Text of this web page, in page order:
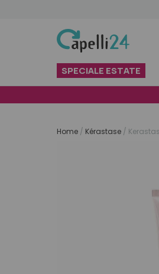
SPECIALE ESTATE
Home / Kérastase /